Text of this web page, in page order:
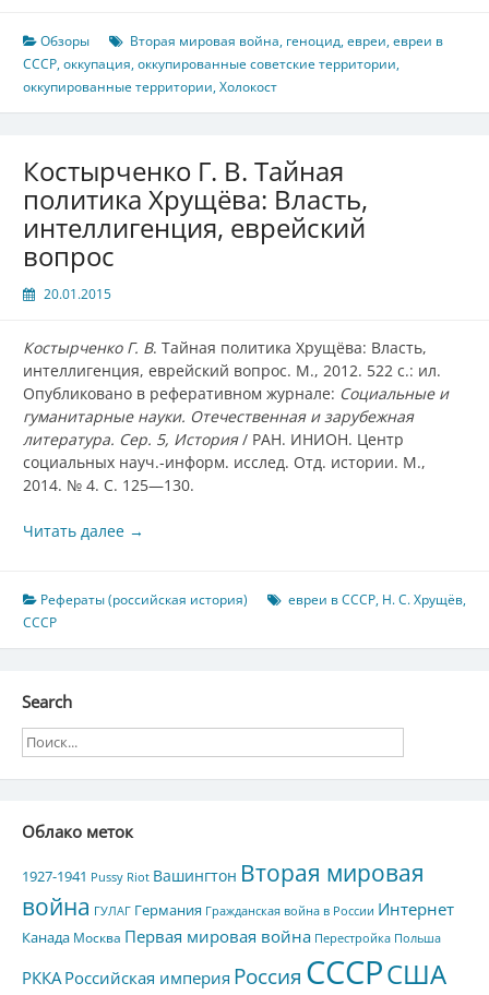
Обзоры Вторая мировая война, геноцид,евреи,евреи в
СССР,оккупация,оккупированные советские территории,
оккупированные территории,Холокост
Костырченко Г. В. Тайная
политика Хрущёва: Власть,
интеллигенция, еврейский
вопрос
20.01.2015
Костырченко Г. В. Тайная политика Хрущёва: Власть,
интеллигенция, еврейский вопрос. М., 2012. 522 с.: ил.
Опубликовано в реферативном журнале: Социальные и
гуманитарные науки. Отечественная и зарубежная
литература. Сер. 5, История/ РАН. ИНИОН. Центр
социальных науч.-информ. исслед. Отд. истории. М.,
2014. № 4. С. 125—130.
Читать далее →
Рефераты (российская история) евреи в СССР, Н. С. Хрущёв,
СССР
Search
Облако меток
1927-1941 Pussy Riot Вашингтон Вторая мировая
война ГУЛАГ Германия Гражданская война в России Интернет
Канада Москва Первая мировая война Перестройка Польша
РККА Российская империя Россия СССРСША